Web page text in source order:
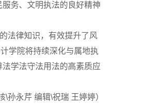
务、文明执法的良好精神
法律知识，有效提升了风
学院将持续深化与属地执
学法守法用法的高素质应
\孙永芹 编辑\祝瑞 王婷婷）